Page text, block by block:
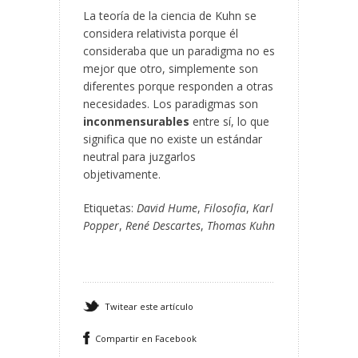
La teoría de la ciencia de Kuhn se
considera relativista porque él
consideraba que un paradigma no es
mejor que otro, simplemente son
diferentes porque responden a otras
necesidades. Los paradigmas son
inconmensurables entre sí, lo que
significa que no existe un estándar
neutral para juzgarlos
objetivamente.
Etiquetas: David Hume, Filosofia, Karl
Popper, René Descartes, Thomas Kuhn
Twitear este artículo
Compartir en Facebook